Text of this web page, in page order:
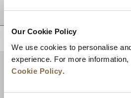
Our Cookie Policy
We use cookies to personalise
experience. For more
Cookie Policy.